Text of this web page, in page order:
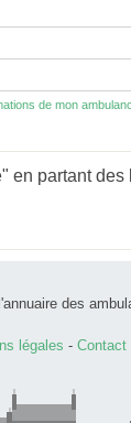
de mon
en partant des
des
légales - Contact